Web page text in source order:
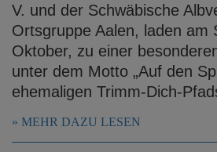
V. und der Schwäbische
Ortsgruppe Aalen, laden am
Oktober, zu einer
unter dem Motto „Auf den
ehemaligen Trimm-Dich-
MEHR DAZU LESEN